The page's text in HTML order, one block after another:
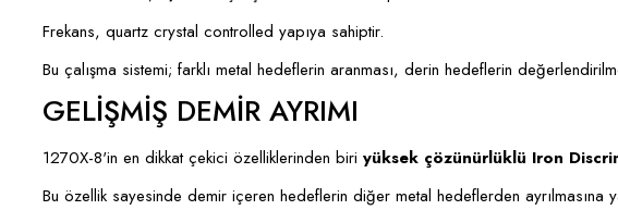
Frekans, quartz crystal controlled yapıya sahiptir.
Bu çalışma sistemi; farklı metal hedeflerin aranması, derin hedeflerin
GELİŞMİŞ DEMİR AYRIMI
1270X-8'in en dikkat çekici özelliklerinden biri yüksek çözünürlüklü Iron
Bu özellik sayesinde demir içeren hedeflerin diğer metal hedeflerden ayrılmasına